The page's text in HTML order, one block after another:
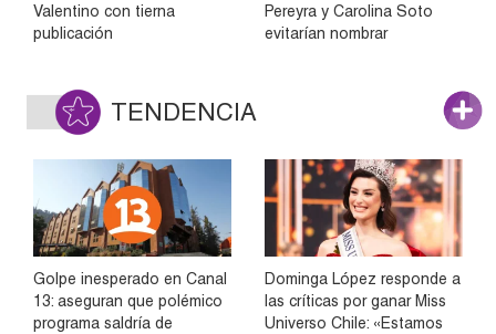
Valentino con tierna
publicación
Pereyra y Carolina Soto
evitarían nombrar
TENDENCIA
Golpe inesperado en Canal
13: aseguran que polémico
programa saldría de
Dominga López responde a
las críticas por ganar Miss
Universo Chile: «Estamos